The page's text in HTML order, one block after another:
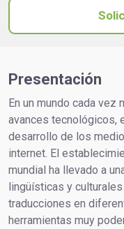
Presentación
En un mundo cada
avances tecnológicos,
desarrollo de los
internet. El
mundial ha llevado a
lingüísticas y
traducciones en
herramientas muy